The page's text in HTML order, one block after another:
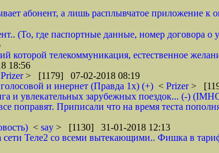
абонент, а лишь расплывчатое приложение к
(То, где паспортные данные, номер договора о
телекоммуникация, естественное
18:56
Prizer> [1179] 07-02-2018 08:19
и инернет (Правда 1х) (+) < Prizer>
и увлекательных зарубежных поездок... (-)
поправят. Приписали что на время теста
< say > [1130] 31-01-2018 12:13
Теле2 со всеми вытекающими.. Фишка в